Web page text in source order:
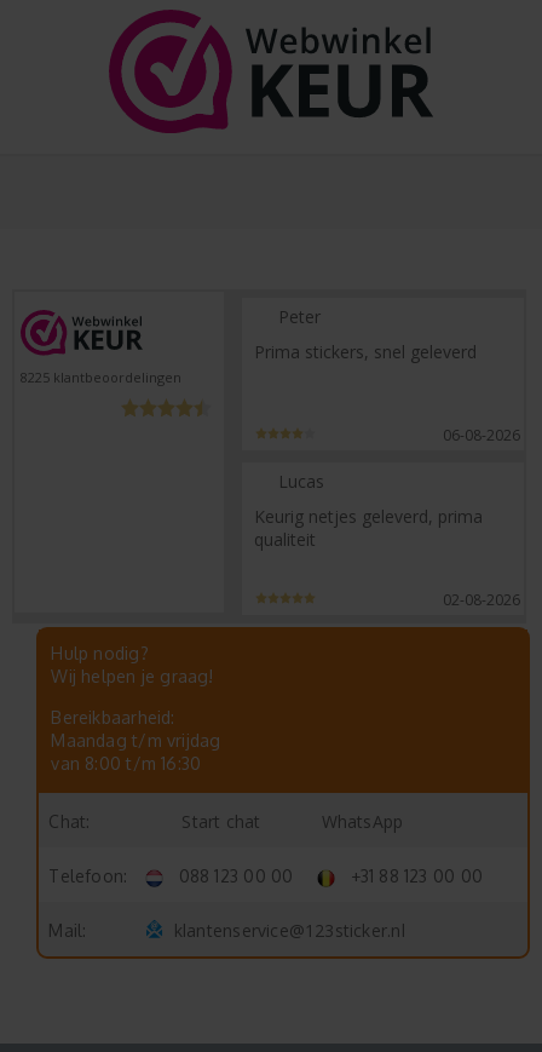
8225 klantbeoordelingen
Peter
Prima stickers, snel geleverd
06-08-2026
Lucas
Keurig netjes geleverd, prima
qualiteit
02-08-2026
Hulp nodig?
Wij helpen je graag!
Bereikbaarheid:
Maandag t/m vrijdag
van 8:00 t/m 16:30
Chat: Start chat WhatsApp
Telefoon: 088 123 00 00 +31 88 123 00 00
Mail: klantenservice@123sticker.nl